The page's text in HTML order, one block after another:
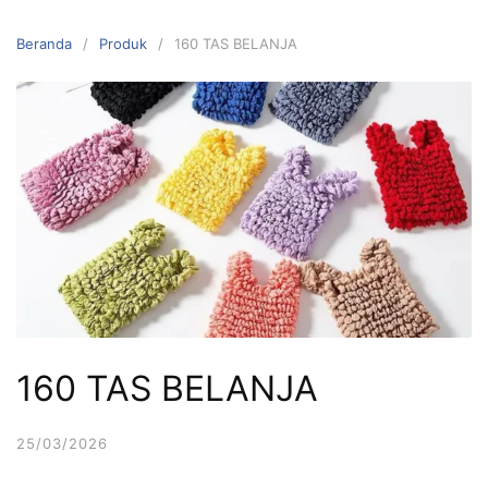
keBeranda Produk 160 TAS BELANJA
160 TAS BELANJA
25/03/2026